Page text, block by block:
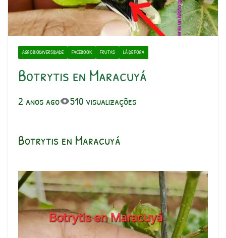
AGROBIODIVERSIDADE FACEBOOK FRUTAS LÁ DE FORA
Botrytis en Maracuyá
2 anos ago 510 visualizações
Botrytis en Maracuyá